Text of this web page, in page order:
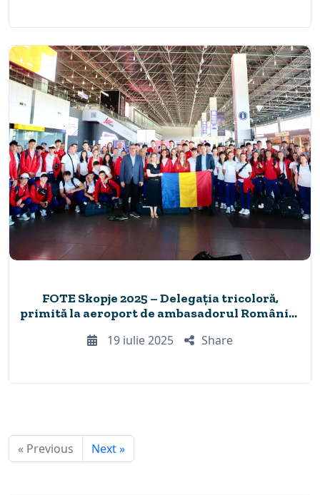
FOTE Skopje 2025 – Delegația tricoloră,
primită la aeroport de ambasadorul României
19 iulie 2025 Share
« Previous Next »